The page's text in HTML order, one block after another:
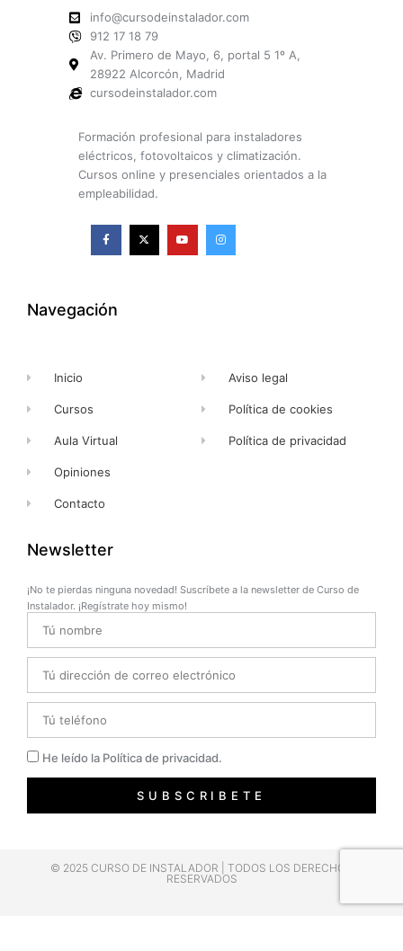
info@cursodeinstalador.com
912 17 18 79
Av. Primero de Mayo, 6, portal 5 1º A,
28922 Alcorcón, Madrid
cursodeinstalador.com
Formación profesional para instaladores
eléctricos, fotovoltaicos y climatización.
Cursos online y presenciales orientados a la
empleabilidad.
F
a
k
-
X
-
Y
o
I
n
Navegación
Inicio
Cursos
Aula Virtual
Opiniones
Contacto
Aviso legal
Política de cookies
Política de privacidad
Newsletter
¡No te pierdas ninguna novedad! Suscríbete a la newsletter de Curso de
Instalador. ¡Regístrate hoy mismo!
Privacidad
He leído la Política de privacidad.
SUBSCRIBETE
© 2025 CURSO DE INSTALADOR | TODOS LOS DERECHOS
RESERVADOS